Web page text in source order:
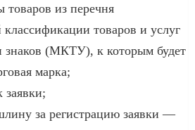
товаров из перечня
товаров и услуг
знаков (МКТУ), к которым будет
марка;
заявки;
за регистрацию заявки —